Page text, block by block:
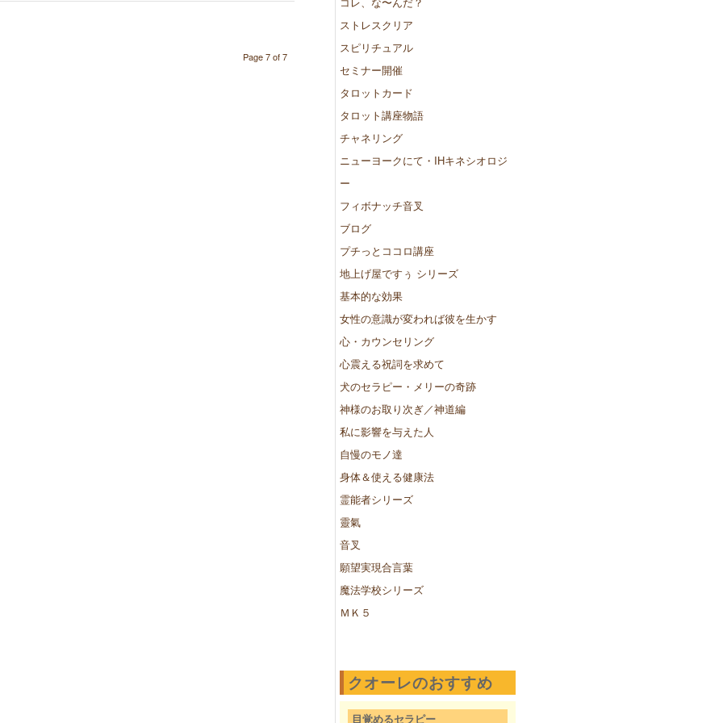
Page 7 of 7
ストレスクリア
スピリチュアル
セミナー開催
タロットカード
タロット講座物語
チャネリング
ニューヨークにて・IHキネシオロジ
ー
フィボナッチ音叉
ブログ
プチっとココロ講座
地上げ屋ですぅ シリーズ
基本的な効果
女性の意識が変われば彼を生かす
心・カウンセリング
心震える祝詞を求めて
犬のセラピー・メリーの奇跡
神様のお取り次ぎ／神道編
私に影響を与えた人
自慢のモノ達
身体＆使える健康法
霊能者シリーズ
靈氣
音叉
願望実現合言葉
魔法学校シリーズ
ＭＫ５
クオーレのおすすめ
目覚めるセラピー